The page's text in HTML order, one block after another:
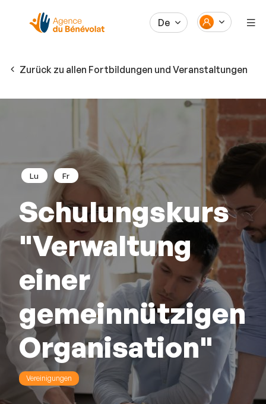
De
Zurück zu allen Fortbildungen und Veranstaltungen
Lu Fr
Schulungskurs
"Verwaltung
einer
gemeinnützigen
Organisation"
Vereinigungen